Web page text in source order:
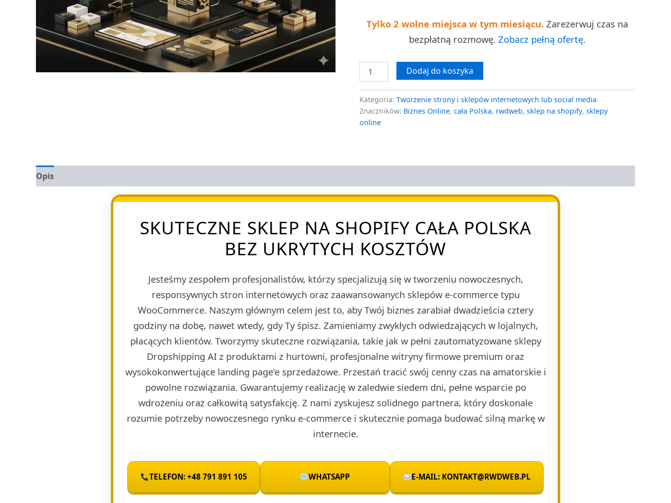
Tylko 2 wolne miejsca w tym miesiącu. Zarezerwuj czas na
bezpłatną rozmowę. Zobacz pełną ofertę.
Dodaj do koszyka
Kategoria: Tworzenie strony i sklepów internetowych lub social media
Znaczników: Biznes Online, cała Polska, rwdweb, sklep na shopify, sklepy
online
Opis
SKUTECZNE SKLEP NA SHOPIFY CAŁA POLSKA
BEZ UKRYTYCH KOSZTÓW
Jesteśmy zespołem profesjonalistów, którzy specjalizują się w tworzeniu nowoczesnych,
responsywnych stron internetowych oraz zaawansowanych sklepów e-commerce typu
WooCommerce. Naszym głównym celem jest to, aby Twój biznes zarabiał dwadzieścia cztery
godziny na dobę, nawet wtedy, gdy Ty śpisz. Zamieniamy zwykłych odwiedzających w lojalnych,
płacących klientów. Tworzymy skuteczne rozwiązania, takie jak w pełni zautomatyzowane sklepy
Dropshipping AI z produktami z hurtowni, profesjonalne witryny firmowe premium oraz
wysokokonwertujące landing page'e sprzedażowe. Przestań tracić swój cenny czas na amatorskie i
powolne rozwiązania. Gwarantujemy realizację w zaledwie siedem dni, pełne wsparcie po
wdrożeniu oraz całkowitą satysfakcję. Z nami zyskujesz solidnego partnera, który doskonale
rozumie potrzeby nowoczesnego rynku e-commerce i skutecznie pomaga budować silną markę w
internecie.
TELEFON: +48 791 891 105 WHATSAPP E-MAIL: KONTAKT@RWDWEB.PL